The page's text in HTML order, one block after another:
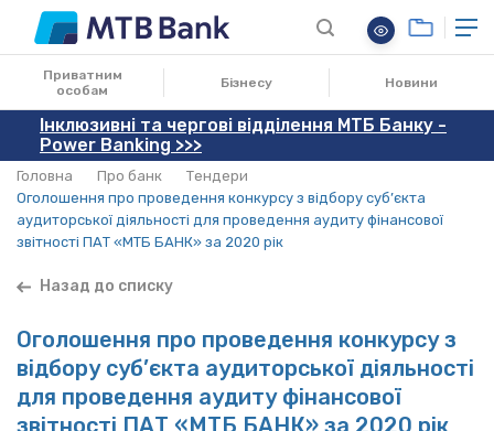
Приватним
особам
Бізнесу Новини
Інклюзивні та чергові відділення МТБ Банку -
Power Banking >>>
Головна Про банк
Тендери
Оголошення про проведення конкурсу з відбору суб’єкта
аудиторської діяльності для проведення аудиту фінансової
звітності ПАТ «МТБ БАНК» за 2020 рік
Назад до списку
Оголошення про проведення конкурсу з
відбору суб’єкта аудиторської діяльності
для проведення аудиту фінансової